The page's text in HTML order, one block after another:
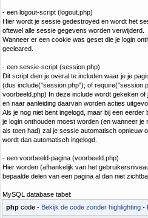
- een logout-script (logout.php)
Hier wordt je sessie gedestroyed en wordt het
oftewel alle sessie gegevens worden verwijderd.
Wanneer er een cookie was geset die je login
gecleared.
- een sessie-script (session.php)
Dit script dien je overal te includen waar je je
(dus include("session.php"); of
voorbeeld.php) In deze include wordt gekeken
en naar aanleiding daarvan worden acties
Als je nog niet bent ingelogd, maar bij een
je login onthouden moest worden (en wanneer
als toen had) zal je sessie automatisch opnieuw
wordt dan automatisch ingelogd.
- een voorbeeld-pagina (voorbeeld.php)
Hier worden (afhankelijk van het
bepaalde delen van een pagina al dan niet
MySQL database tabel:
php code - Bekijk de code zonder highlighting -